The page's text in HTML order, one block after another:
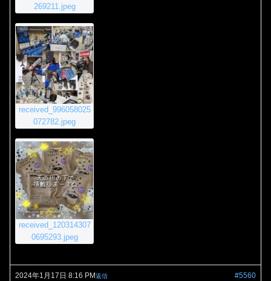
269211.jpeg
received_996058025
072782.jpeg
received_120314307
0695293.jpeg
2024年1月17日 8:16 PM #5560
返信